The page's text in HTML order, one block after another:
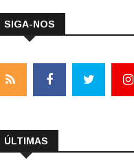
SIGA-NOS
ÚLTIMAS